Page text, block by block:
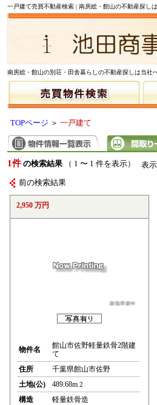
一戸建て売買不動産検索 | 南房総・館山の不動産探し
南房総・館山の別荘・田舎暮らしの不動産探しは当社
TOPページ ＞ 一戸建て
1件 の検索結果 （ 1 〜 1 件を表示） 表
前の検索結果
2,950 万円
物件名
館山市佐野軽量鉄骨2階建
て
住所
千葉県館山市佐野
土地(公)
489.68m 2
構造 軽量鉄骨造